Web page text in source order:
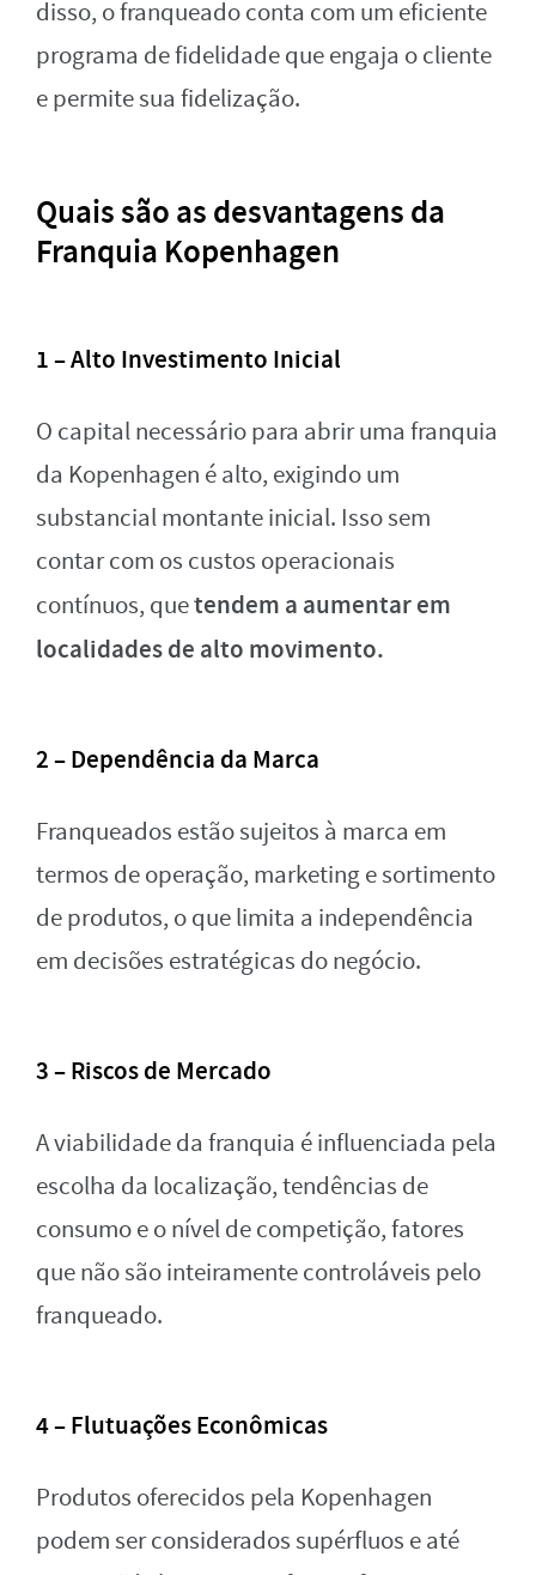
disso, o franqueado conta com um eficiente
programa de fidelidade que engaja o cliente
e permite sua fidelização.
Quais são as desvantagens da
Franquia Kopenhagen
1 – Alto Investimento Inicial
O capital necessário para abrir uma franquia
da Kopenhagen é alto, exigindo um
substancial montante inicial. Isso sem
contar com os custos operacionais
contínuos, quetendem a aumentar em
localidades de alto movimento.
2 – Dependência da Marca
Franqueados estão sujeitos à marca em
termos de operação, marketing e sortimento
de produtos, o que limita a independência
em decisões estratégicas do negócio.
3 – Riscos de Mercado
A viabilidade da franquia é influenciada pela
escolha da localização, tendências de
consumo e o nível de competição, fatores
que não são inteiramente controláveis pelo
franqueado.
4 – Flutuações Econômicas
Produtos oferecidos pela Kopenhagen
podem ser considerados supérfluos e até